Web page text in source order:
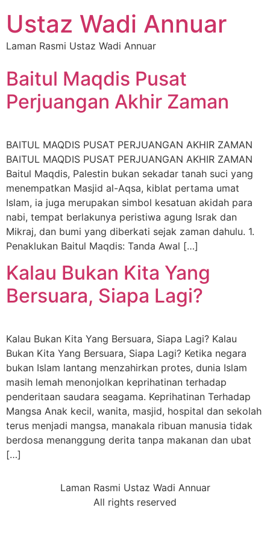
Ustaz Wadi Annuar
Laman Rasmi Ustaz Wadi Annuar
Baitul Maqdis Pusat
Perjuangan Akhir Zaman
BAITUL MAQDIS PUSAT PERJUANGAN AKHIR ZAMAN
BAITUL MAQDIS PUSAT PERJUANGAN AKHIR ZAMAN
Baitul Maqdis, Palestin bukan sekadar tanah suci yang
menempatkan Masjid al-Aqsa, kiblat pertama umat
Islam, ia juga merupakan simbol kesatuan akidah para
nabi, tempat berlakunya peristiwa agung Israk dan
Mikraj, dan bumi yang diberkati sejak zaman dahulu. 1.
Penaklukan Baitul Maqdis: Tanda Awal […]
Kalau Bukan Kita Yang
Bersuara, Siapa Lagi?
Kalau Bukan Kita Yang Bersuara, Siapa Lagi? Kalau
Bukan Kita Yang Bersuara, Siapa Lagi? Ketika negara
bukan Islam lantang menzahirkan protes, dunia Islam
masih lemah menonjolkan keprihatinan terhadap
penderitaan saudara seagama. Keprihatinan Terhadap
Mangsa Anak kecil, wanita, masjid, hospital dan sekolah
terus menjadi mangsa, manakala ribuan manusia tidak
berdosa menanggung derita tanpa makanan dan ubat
[…]
Laman Rasmi Ustaz Wadi Annuar
All rights reserved